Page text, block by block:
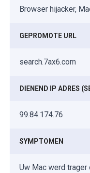
Browser hijacker,
GEPROMOTE URL
search.7ax6.com
DIENEND IP ADRES
99.84.174.76
SYMPTOMEN
Uw Mac werd trager